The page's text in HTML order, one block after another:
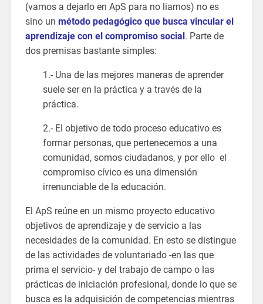
(vamos a dejarlo en ApS para no liarnos) no es
sino un método pedagógico que busca vincular el
aprendizaje con el compromiso social. Parte de
dos premisas bastante simples:
1.- Una de las mejores maneras de aprender
suele ser en la práctica y a través de la
práctica.
2.- El objetivo de todo proceso educativo es
formar personas, que pertenecemos a una
comunidad, somos ciudadanos, y por ello el
compromiso cívico es una dimensión
irrenunciable de la educación.
El ApS reúne en un mismo proyecto educativo
objetivos de aprendizaje y de servicio a las
necesidades de la comunidad. En esto se distingue
de las actividades de voluntariado -en las que
prima el servicio- y del trabajo de campo o las
prácticas de iniciación profesional, donde lo que se
busca es la adquisición de competencias mientras